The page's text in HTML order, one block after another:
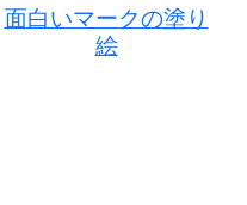
面白いマークの塗り
絵